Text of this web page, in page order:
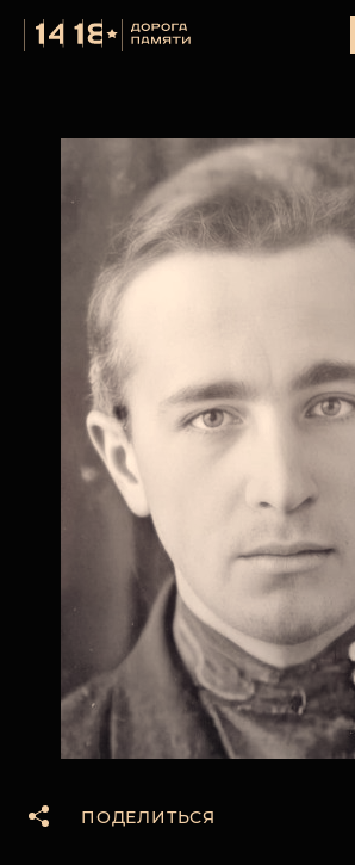
ПОДЕЛИТЬСЯ